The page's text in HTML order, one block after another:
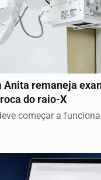
Anita remaneja
do raio-X
começar a